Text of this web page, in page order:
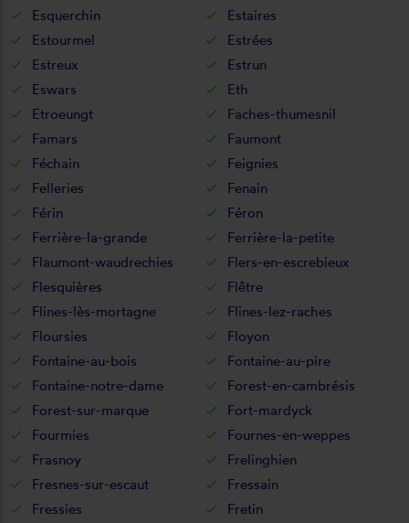
Esquerchin
Estaires
Estourmel
Estrées
Estreux
Estrun
Eswars
Eth
Etroeungt
Faches-thumesnil
Famars
Faumont
Féchain
Feignies
Felleries
Fenain
Férin
Féron
Ferrière-la-grande
Ferrière-la-petite
Flaumont-waudrechies
Flers-en-escrebieux
Flesquières
Flêtre
Flines-lès-mortagne
Flines-lez-raches
Floursies
Floyon
Fontaine-au-bois
Fontaine-au-pire
Fontaine-notre-dame
Forest-en-cambrésis
Forest-sur-marque
Fort-mardyck
Fourmies
Fournes-en-weppes
Frasnoy
Frelinghien
Fresnes-sur-escaut
Fressain
Fressies
Fretin